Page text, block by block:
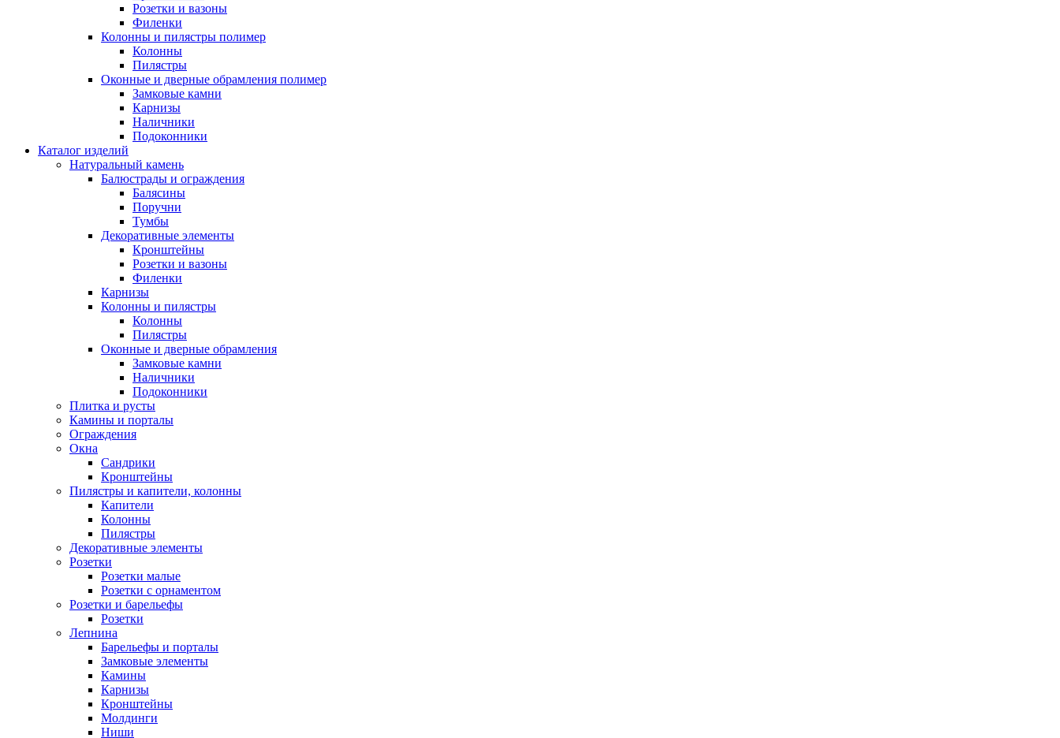
Розетки и вазоны
Филенки
Колонны и пилястры полимер
Колонны
Пилястры
Оконные и дверные обрамления полимер
Замковые камни
Карнизы
Наличники
Подоконники
Каталог изделий
Натуральный камень
Балюстрады и ограждения
Балясины
Поручни
Тумбы
Декоративные элементы
Кронштейны
Розетки и вазоны
Филенки
Карнизы
Колонны и пилястры
Колонны
Пилястры
Оконные и дверные обрамления
Замковые камни
Наличники
Подоконники
Плитка и русты
Камины и порталы
Ограждения
Окна
Сандрики
Кронштейны
Пилястры и капители, колонны
Капители
Колонны
Пилястры
Декоративные элементы
Розетки
Розетки малые
Розетки с орнаментом
Розетки и барельефы
Розетки
Лепнина
Барельефы и порталы
Замковые элементы
Камины
Карнизы
Кронштейны
Молдинги
Ниши